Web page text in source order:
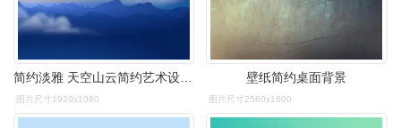
图片尺寸1920x1080
壁纸简约桌面背景
图片尺寸2560x1600